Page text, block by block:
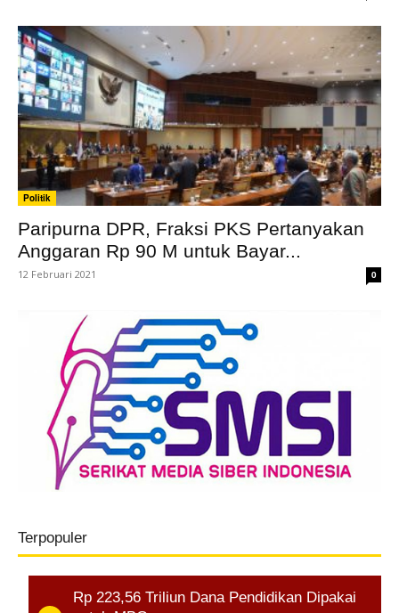
Politik
Paripurna DPR, Fraksi PKS Pertanyakan
Anggaran Rp 90 M untuk Bayar...
12 Februari 2021 0
Terpopuler
Rp 223,56 Triliun Dana Pendidikan Dipakai